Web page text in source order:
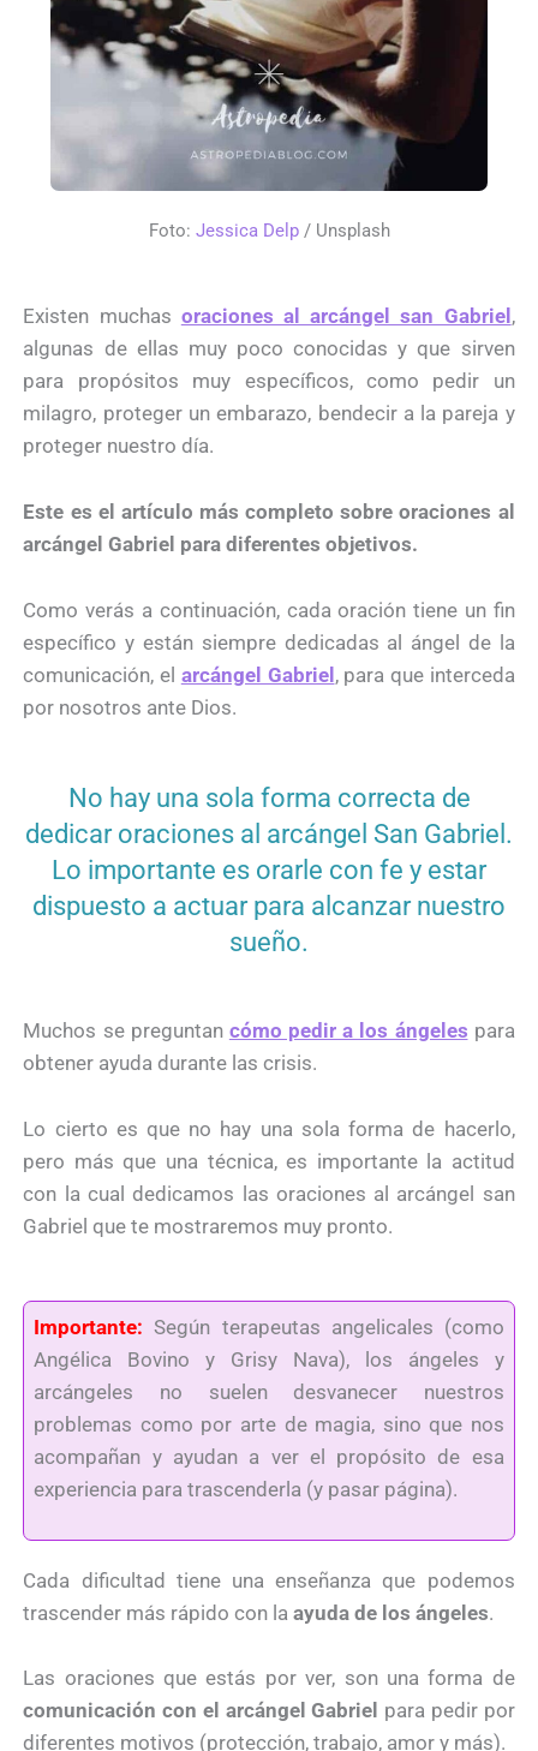
Foto: Jessica Delp/ Unsplash
Existen muchas oraciones al arcángel san Gabriel ,
algunas de ellas muy poco conocidas y que sirven
para propósitos muy específicos, como pedir un
milagro, proteger un embarazo, bendecir a la pareja y
proteger nuestro día.
Este es el artículo más completo sobre oraciones al
arcángel Gabriel para diferentes objetivos.
Como verás a continuación, cada oración tiene un fin
específico y están siempre dedicadas al ángel de la
comunicación, el arcángel Gabriel, para que interceda
por nosotros ante Dios.
No hay una sola forma correcta de
dedicar oraciones al arcángel San Gabriel.
Lo importante es orarle con fe y estar
dispuesto a actuar para alcanzar nuestro
sueño.
Muchos se preguntan cómo pedir a los ángeles para
obtener ayuda durante las crisis.
Lo cierto es que no hay una sola forma de hacerlo,
pero más que una técnica, es importante la actitud
con la cual dedicamos las oraciones al arcángel san
Gabriel que te mostraremos muy pronto.
Importante: Según terapeutas angelicales (como
Angélica Bovino y Grisy Nava), los ángeles y
arcángeles no suelen desvanecer nuestros
problemas como por arte de magia, sino que nos
acompañan y ayudan a ver el propósito de esa
experiencia para trascenderla (y pasar página).
Cada dificultad tiene una enseñanza que podemos
trascender más rápido con laayuda de los ángeles.
Las oraciones que estás por ver, son una forma de
comunicación con el arcángel Gabriel para pedir por
diferentes motivos (protección, trabajo, amor y más).